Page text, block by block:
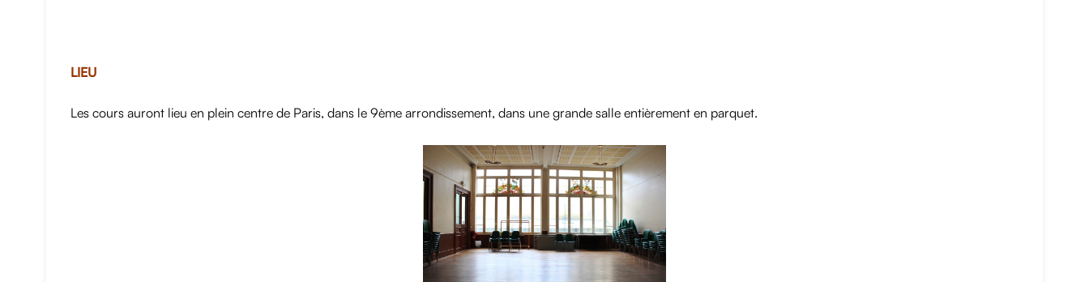
LIEU
Les cours auront lieu en plein centre de Paris, dans le 9ème arrondissement, dans une grande salle entièrement en parquet.